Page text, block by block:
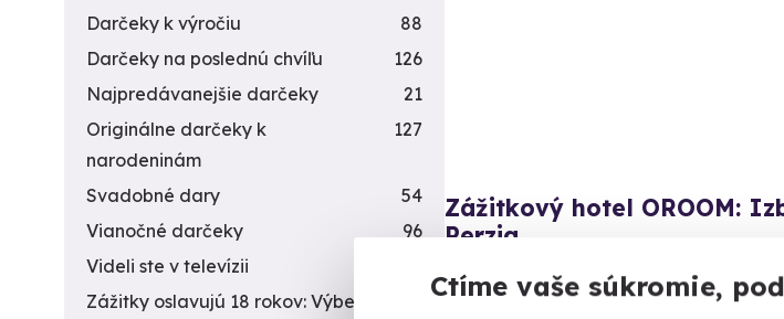
Ctíme vaše súkromie,
Zážitkový hotel OROOM:
Perzia
Zažite romantiku v izbe inšpirovanej
Darčeky k výročiu
88
Darčeky na poslednú chvíľu
126
Najpredávanejšie darčeky
21
Originálne darčeky k
narodeninám
127
Svadobné dary
54
Vianočné darčeky
96
Videli ste v televízii
Zážitky oslavujú 18 rokov: Výber